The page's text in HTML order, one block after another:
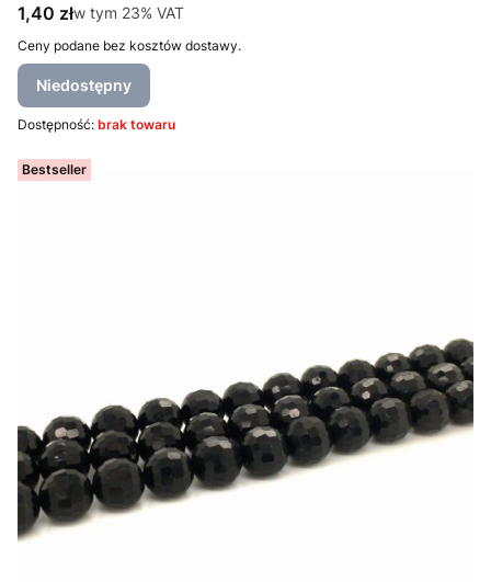
Cena brutto
1,40 złw tym %s VAT
w tym 23% VAT
Ceny podane bez kosztów dostawy.
Niedostępny
Dostępność: brak towaru
Bestseller